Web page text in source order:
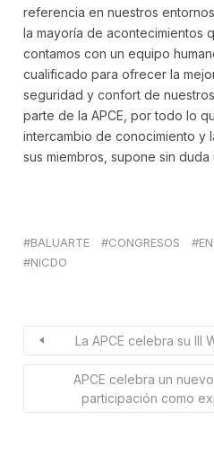
referencia en nuestros
la mayoría de acontecimientos
contamos con un equipo
cualificado para ofrecer la
seguridad y confort de
parte de la APCE, por todo lo
intercambio de conocimiento y
sus miembros, supone sin
BALUARTE CONGRESOS
NICDO
La APCE celebra su III
APCE celebra un
participación como